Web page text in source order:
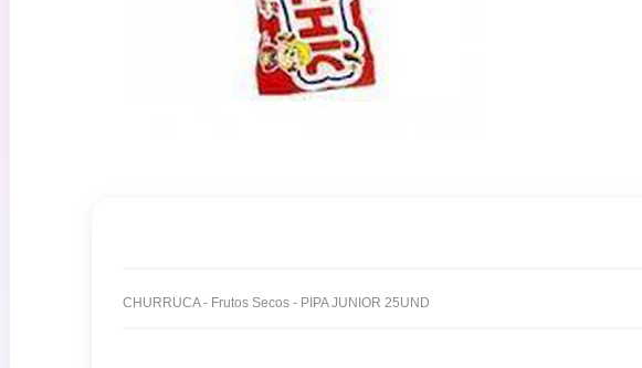
CHURRUCA - Frutos Secos - PIPA JUNIOR 25UND